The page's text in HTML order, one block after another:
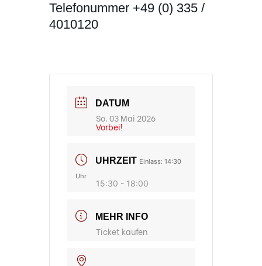
Telefonummer +49 (0) 335 /
4010120
DATUM
So. 03 Mai 2026
Vorbei!
UHRZEIT Einlass: 14:30
Uhr
15:30 - 18:00
MEHR INFO
Ticket kaufen